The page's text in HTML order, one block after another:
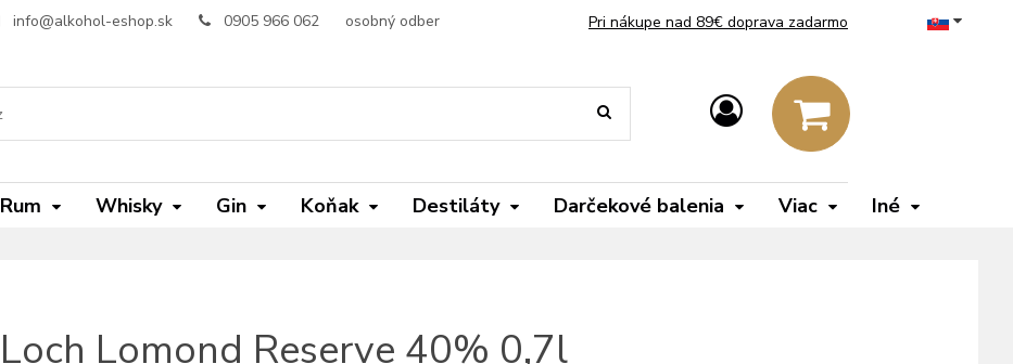
info@alkohol-eshop.sk 0905 966 062 osobný odber Pri nákupe nad 89€ doprava zadarmo
Rum Whisky Gin Koňak Destiláty Darčekové balenia Viac Iné
Loch Lomond Reserve 40% 0,7l